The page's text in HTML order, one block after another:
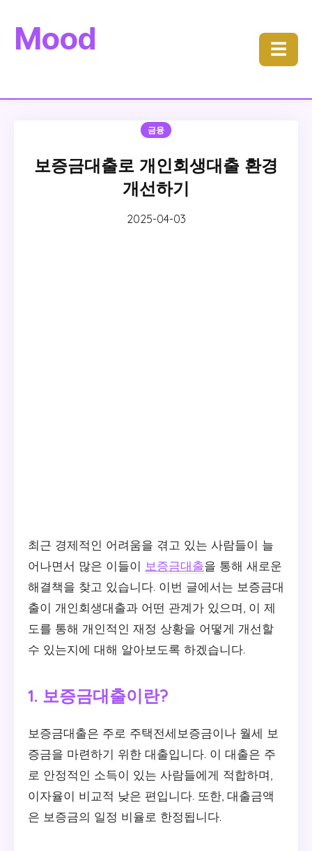
Mood ☰
금융
보증금대출로 개인회생대출 환경
개선하기
2025-04-03
최근 경제적인 어려움을 겪고 있는 사람들이 늘
어나면서 많은 이들이 보증금대출을 통해 새로운
해결책을 찾고 있습니다. 이번 글에서는 보증금대
출이 개인회생대출과 어떤 관계가 있으며, 이 제
도를 통해 개인적인 재정 상황을 어떻게 개선할
수 있는지에 대해 알아보도록 하겠습니다.
1. 보증금대출이란?
보증금대출은 주로 주택전세보증금이나 월세 보
증금을 마련하기 위한 대출입니다. 이 대출은 주
로 안정적인 소득이 있는 사람들에게 적합하며,
이자율이 비교적 낮은 편입니다. 또한, 대출금액
은 보증금의 일정 비율로 한정됩니다.